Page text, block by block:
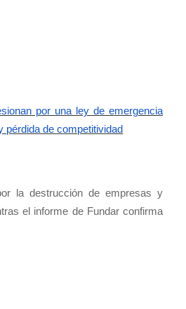
por una ley de emergencia
pérdida de competitividad
la destrucción de empresas y
el informe de Fundar confirma